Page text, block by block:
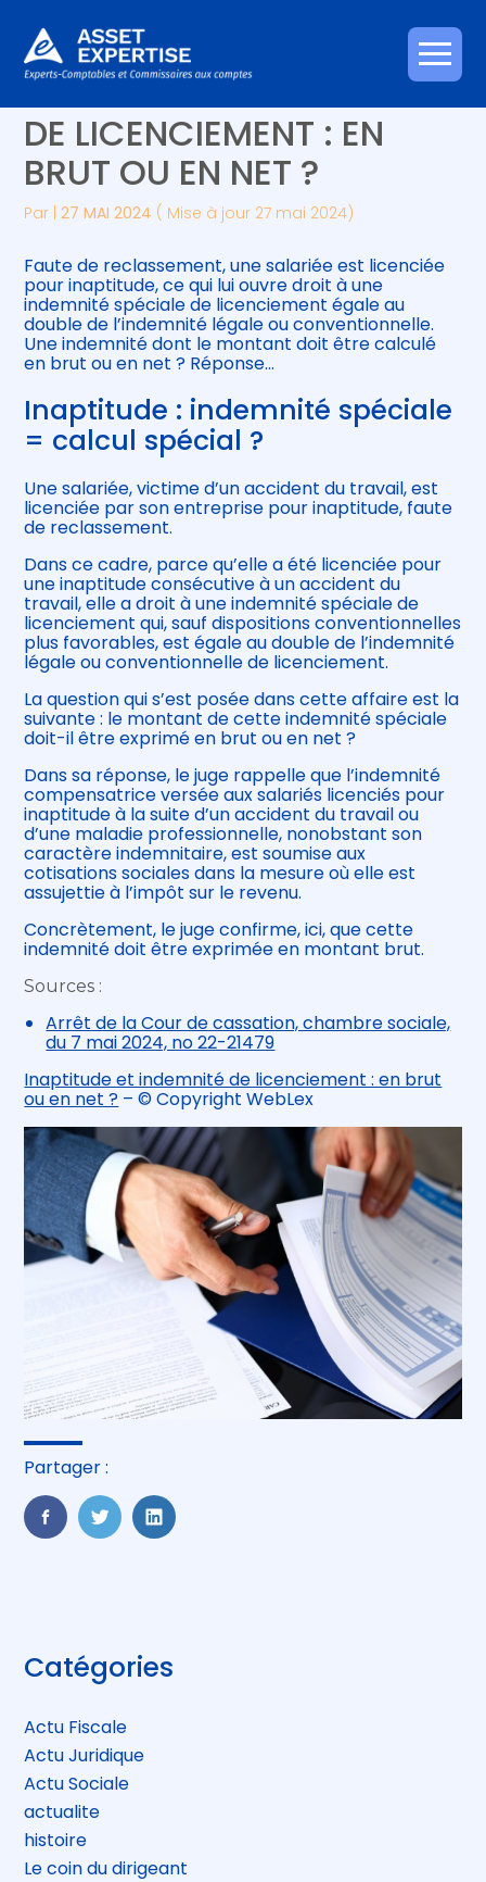
Aller
au
Créer et reprendre une activité
Gérer votre quotidien
Piloter votre entreprise
Développer votre entreprise
Construire votre patrimoine
Être prêt pour la facturation
électronique
Piloter votre gestion
Suivre votre comptabilité
Gérer vos ressources humaines
INAPTITUDE ET INDEMNITÉ
DE LICENCIEMENT : EN
BRUT OU EN NET ?
Par |27 MAI 2024 ( Mise à jour 27 mai 2024)
Faute de reclassement, une salariée est licenciée
pour inaptitude, ce qui lui ouvre droit à une
indemnité spéciale de licenciement égale au
double de l’indemnité légale ou conventionnelle.
Une indemnité dont le montant doit être calculé
en brut ou en net ? Réponse…
Inaptitude : indemnité spéciale
= calcul spécial ?
Une salariée, victime d’un accident du travail, est
licenciée par son entreprise pour inaptitude, faute
de reclassement.
Dans ce cadre, parce qu’elle a été licenciée pour
une inaptitude consécutive à un accident du
travail, elle a droit à une indemnité spéciale de
licenciement qui, sauf dispositions conventionnelles
plus favorables, est égale au double de l’indemnité
légale ou conventionnelle de licenciement.
La question qui s’est posée dans cette affaire est la
suivante : le montant de cette indemnité spéciale
doit-il être exprimé en brut ou en net ?
Dans sa réponse, le juge rappelle que l’indemnité
compensatrice versée aux salariés licenciés pour
inaptitude à la suite d’un accident du travail ou
d’une maladie professionnelle, nonobstant son
caractère indemnitaire, est soumise aux
cotisations sociales dans la mesure où elle est
assujettie à l’impôt sur le revenu.
Concrètement, le juge confirme, ici, que cette
indemnité doit être exprimée en montant brut.
Sources :
Arrêt de la Cour de cassation, chambre sociale,
du 7 mai 2024, no 22-21479
Inaptitude et indemnité de licenciement : en brut
ou en net ? – © Copyright WebLex
Partager :
FaceBook
TwitterLinkedIn
Blog
sidebar
Catégories
Actu Fiscale
Actu Juridique
Actu Sociale
actualite
histoire
Le coin du dirigeant